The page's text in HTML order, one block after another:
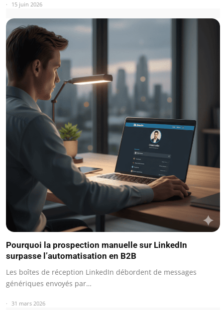
15 juin 2026
Pourquoi la prospection manuelle sur LinkedIn
surpasse l’automatisation en B2B
Les boîtes de réception LinkedIn débordent de messages
génériques envoyés par…
31 mars 2026